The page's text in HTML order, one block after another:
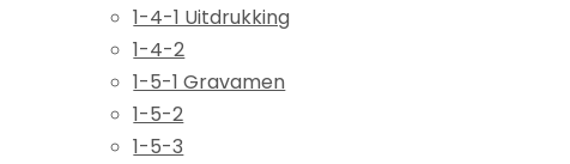
1-4-1 Uitdrukking
1-4-2
1-5-1 Gravamen
1-5-2
1-5-3